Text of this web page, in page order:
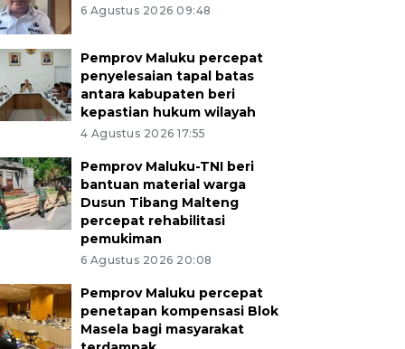
6 Agustus 2026 09:48
Pemprov Maluku percepat
penyelesaian tapal batas
antara kabupaten beri
kepastian hukum wilayah
4 Agustus 2026 17:55
Pemprov Maluku-TNI beri
bantuan material warga
Dusun Tibang Malteng
percepat rehabilitasi
pemukiman
6 Agustus 2026 20:08
Pemprov Maluku percepat
penetapan kompensasi Blok
Masela bagi masyarakat